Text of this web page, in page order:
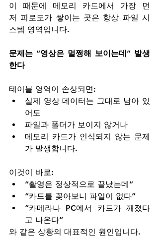
이 때문에 메모리 카드에서 가장 먼
저 피로도가 쌓이는 곳은 항상 파일 시
스템 영역입니다.
문제는 “영상은 멀쩡해 보이는데” 발생
한다
테이블 영역이 손상되면:
실제 영상 데이터는 그대로 남아 있
어도
파일과 폴더가 보이지 않거나
메모리 카드가 인식되지 않는 문제
가 발생합니다.
이것이 바로:
“촬영은 정상적으로 끝났는데”
“카드를 꽂아보니 파일이 없다”
“카메라나 PC에서 카드가 깨졌다
고 나온다”
와 같은 상황의 대표적인 원인입니다.